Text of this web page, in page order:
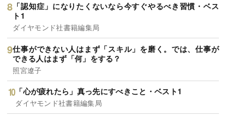
「認知症」になりたくないなら今すぐやるべき習慣・ベス
ト1
ダイヤモンド社書籍編集局
仕事ができない人はまず「スキル」を磨く。では、仕事が
できる人はまず「何」をする？
照宮遼子
「心が疲れたら」真っ先にすべきこと・ベスト1
ダイヤモンド社書籍編集局